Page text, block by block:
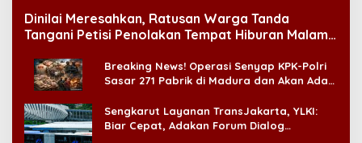
Dinilai Meresahkan, Ratusan Warga Tanda
Tangani Petisi Penolakan Tempat Hiburan Malam
Breaking News! Operasi Senyap KPK-Polri
Sasar 271 Pabrik di Madura dan Akan Ada
Sengkarut Layanan TransJakarta, YLKI:
Biar Cepat, Adakan Forum Dialog